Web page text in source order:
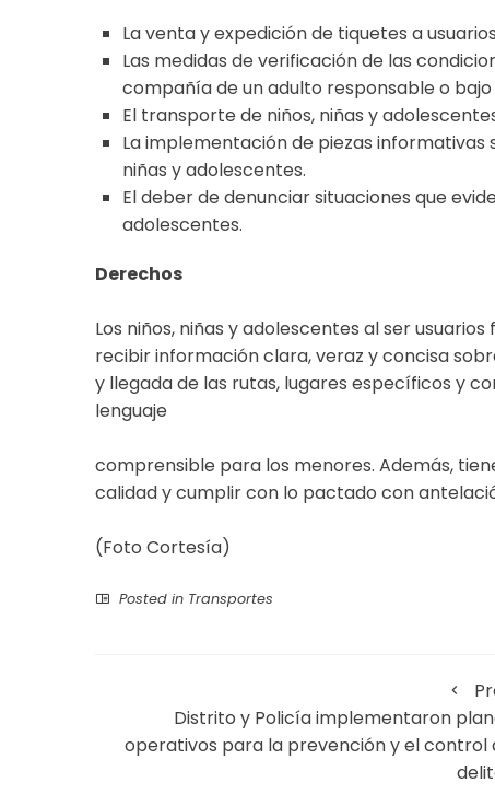
La venta y expedición de tiquetes a
Las medidas de verificación de las
compañía de un adulto responsable o
El transporte de niños, niñas y
La implementación de piezas
niñas y adolescentes.
El deber de denunciar situaciones que
adolescentes.
Derechos
Los niños, niñas y adolescentes al ser
recibir información clara, veraz y concisa
y llegada de las rutas, lugares específicos y
lenguaje
comprensible para los menores. Además,
calidad y cumplir con lo pactado con
(Foto Cortesía)
Posted in Transportes
Distrito y Policía implementaron
operativos para la prevención y el control